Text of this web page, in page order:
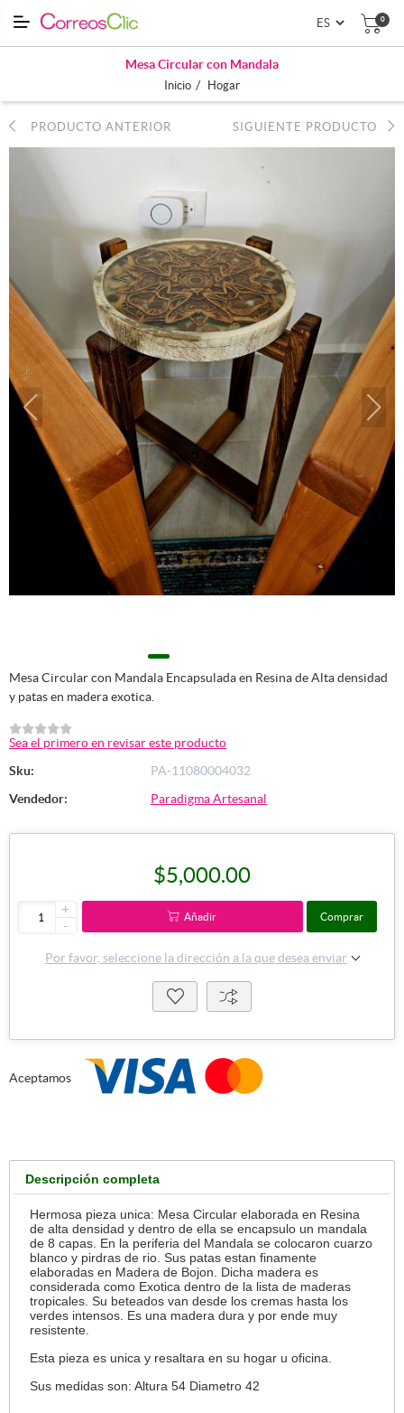
0
Mesa Circular con Mandala
Inicio / Hogar
PRODUCTO ANTERIOR SIGUIENTE PRODUCTO
Mesa Circular con Mandala Encapsulada en Resina de Alta densidad
y patas en madera exotica.
Sea el primero en revisar este producto
Sku:
PA-11080004032
Vendedor:
Paradigma Artesanal
$5,000.00
+
-
Añadir Comprar
Por favor, seleccione la dirección a la que desea enviar
Aceptamos
Descripción completa
Hermosa pieza unica: Mesa Circular elaborada en Resina
de alta densidad y dentro de ella se encapsulo un mandala
de 8 capas. En la periferia del Mandala se colocaron cuarzo
blanco y pirdras de rio. Sus patas estan finamente
elaboradas en Madera de Bojon. Dicha madera es
considerada como Exotica dentro de la lista de maderas
tropicales. Su beteados van desde los cremas hasta los
verdes intensos. Es una madera dura y por ende muy
resistente.
Esta pieza es unica y resaltara en su hogar u oficina.
Sus medidas son: Altura 54 Diametro 42